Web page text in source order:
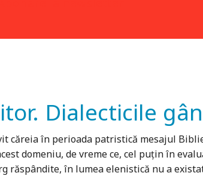
Dialecticile
căreia în perioada patristică mesajul
domeniu, de vreme ce, cel puţin în
în lumea elenistică nu a